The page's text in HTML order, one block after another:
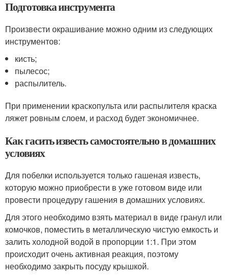
Подготовка инструмента
Произвести окрашивание можно одним из следующих
инструментов:
кисть;
пылесос;
распылитель.
При применении краскопульта или распылителя краска
ляжет ровным слоем, и расход будет экономичнее.
Как гасить известь самостоятельно в домашних
условиях
Для побелки используется только гашеная известь,
которую можно приобрести в уже готовом виде или
провести процедуру гашения в домашних условиях.
Для этого необходимо взять материал в виде гранул или
комочков, поместить в металлическую чистую емкость и
залить холодной водой в пропорции 1:1. При этом
происходит очень активная реакция, поэтому
необходимо закрыть посуду крышкой.